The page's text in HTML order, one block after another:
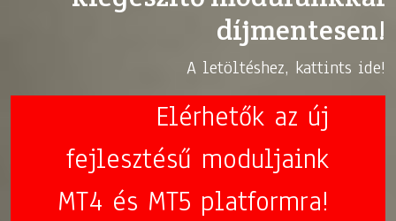
díjmentesen!
A letöltéshez, kattints ide!
Elérhetők az új
fejlesztésű moduljaink
MT4 és MT5 platformra!